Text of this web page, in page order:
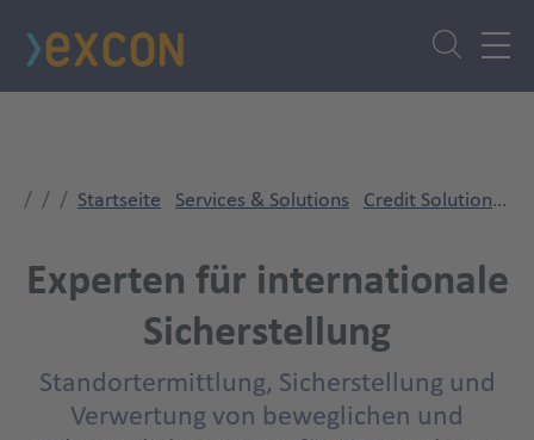
Startseite Services & Solutions Credit Solutions
Experten für internationale
Sicherstellung
Standortermittlung, Sicherstellung und
Verwertung von beweglichen und